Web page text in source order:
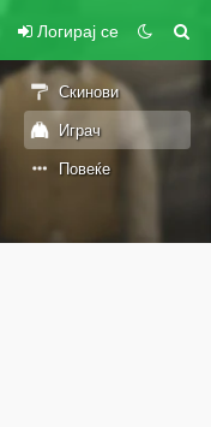
Логирај се
Скинови
Играч
Повеќе